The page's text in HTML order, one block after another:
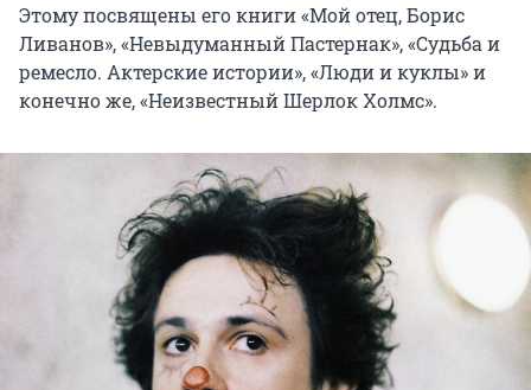
Этому посвящены его книги «Мой отец, Борис
Ливанов», «Невыдуманный Пастернак», «Судьба и
ремесло. Актерские истории», «Люди и куклы» и
конечно же, «Неизвестный Шерлок Холмс».